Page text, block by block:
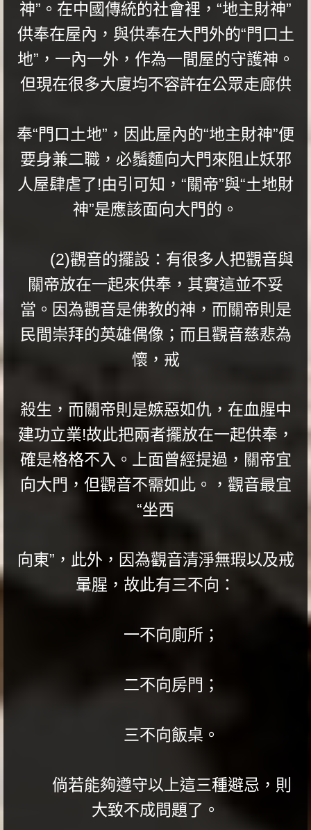
神”。在中國傳統的社會裡，“地主財神”
供奉在屋內，與供奉在大門外的“門口土
地”，一內一外，作為一間屋的守護神。
但現在很多大廈均不容許在公眾走廊供
奉“門口土地”，因此屋內的“地主財神”便
要身兼二職，必鬚麵向大門來阻止妖邪
人屋肆虐了!由引可知，“關帝”與“土地財
神”是應該面向大門的。
(2)觀音的擺設：有很多人把觀音與
關帝放在一起來供奉，其實這並不妥
當。因為觀音是佛教的神，而關帝則是
民間崇拜的英雄偶像；而且觀音慈悲為
懷，戒
殺生，而關帝則是嫉惡如仇，在血腥中
建功立業!故此把兩者擺放在一起供奉，
確是格格不入。上面曾經提過，關帝宜
向大門，但觀音不需如此。，觀音最宜
“坐西
向東”，此外，因為觀音清淨無瑕以及戒
暈腥，故此有三不向：
一不向廁所；
二不向房門；
三不向飯桌。
倘若能夠遵守以上這三種避忌，則
大致不成問題了。